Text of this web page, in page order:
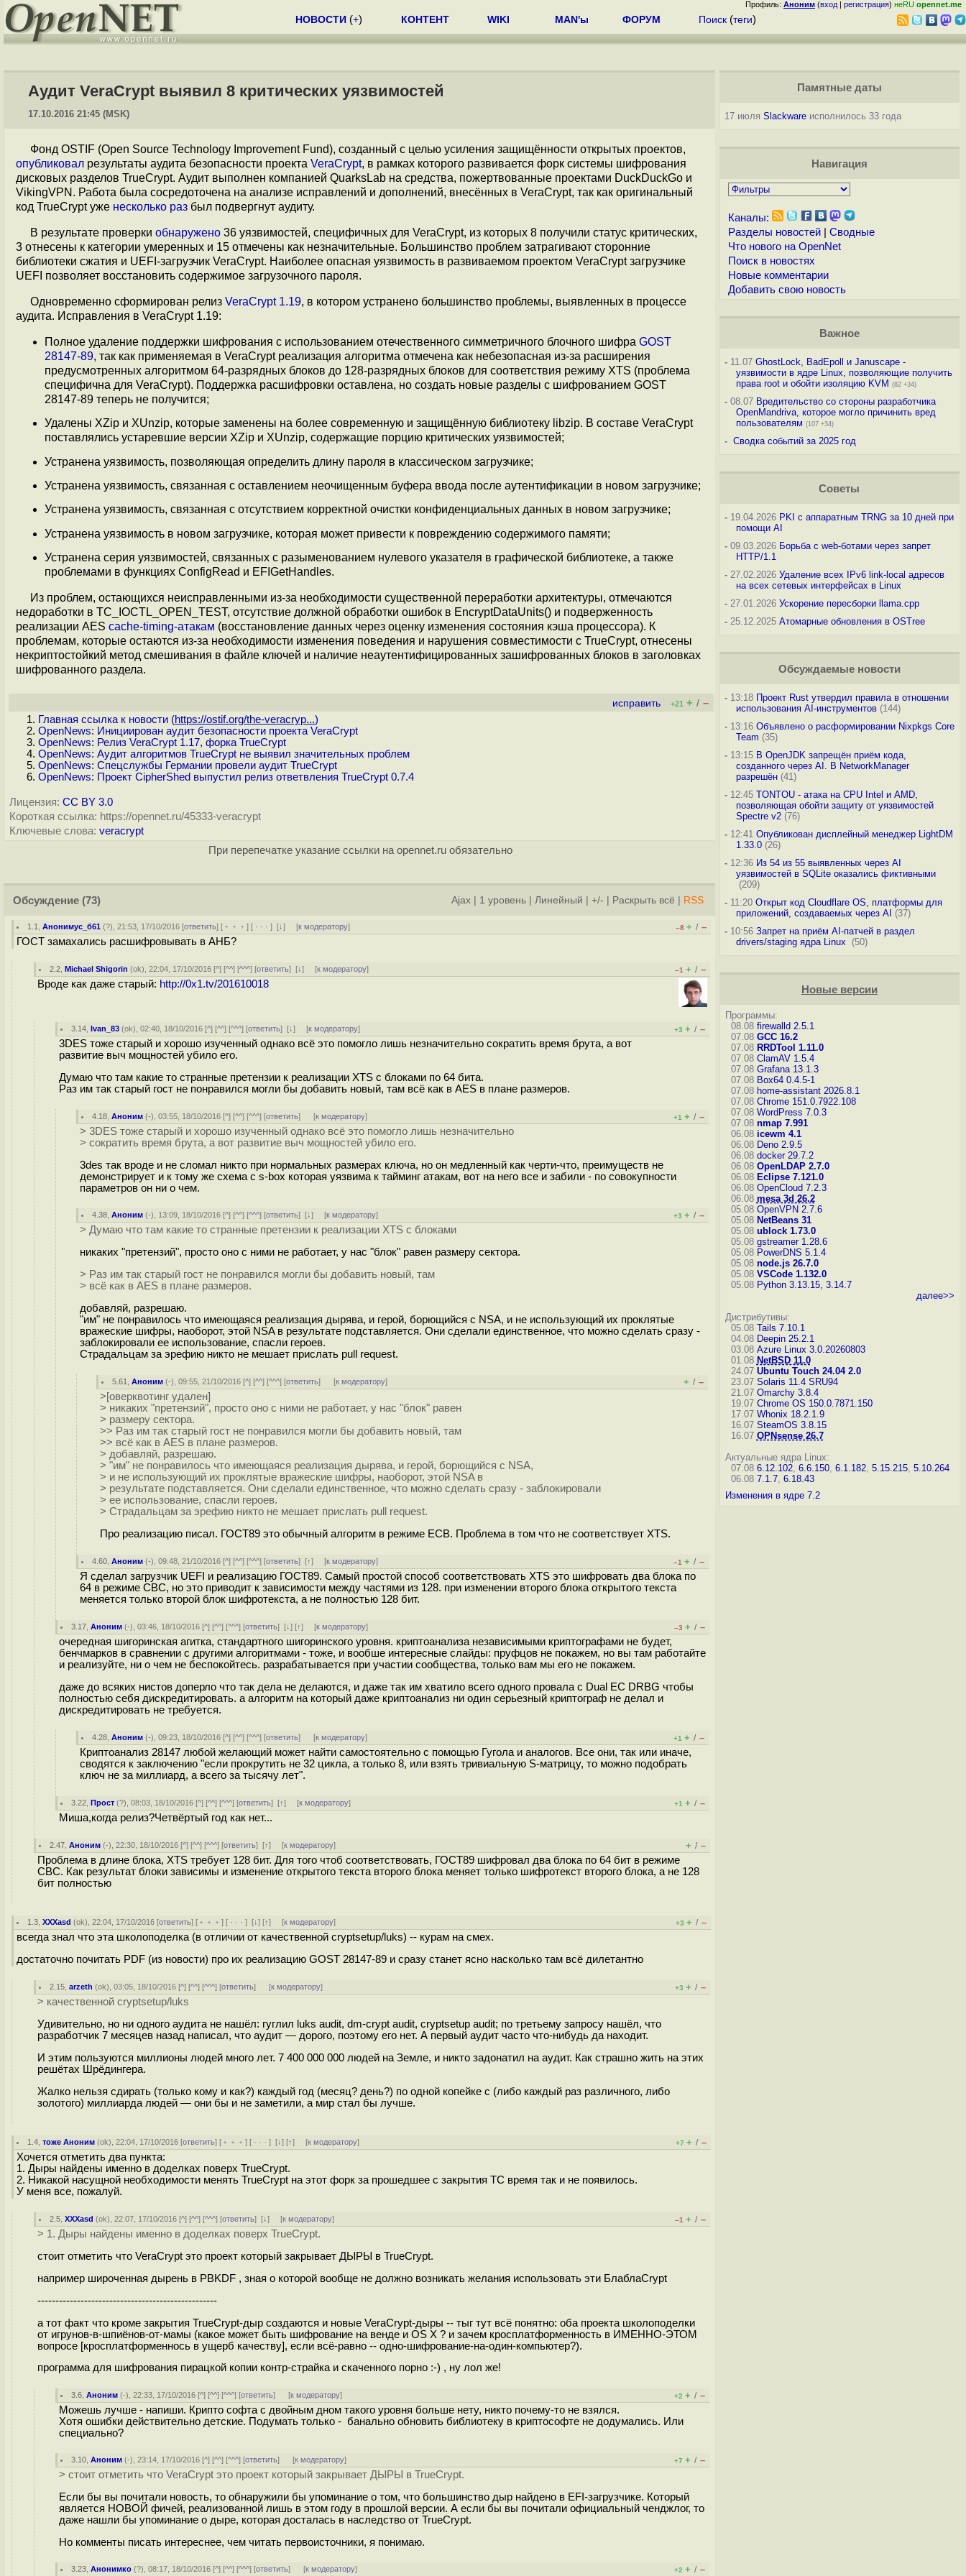
Профиль: Аноним (вход | регистрация) неRU opennet.me
НОВОСТИ (+) КОНТЕНТ WIKI MAN'ы ФОРУМ Поиск (теги)
Аудит VeraCrypt выявил 8 критических уязвимостей
17.10.2016 21:45 (MSK)
Фонд OSTIF (Open Source Technology Improvement Fund), созданный с целью усиления защищённости открытых проектов,
опубликовал результаты аудита безопасности проекта VeraCrypt, в рамках которого развивается форк системы шифрования
дисковых разделов TrueCrypt. Аудит выполнен компанией QuarksLab на средства, пожертвованные проектами DuckDuckGo и
VikingVPN. Работа была сосредоточена на анализе исправлений и дополнений, внесённых в VeraCrypt, так как оригинальный
код TrueCrypt уже несколько раз был подвергнут аудиту.
В результате проверки обнаружено 36 уязвимостей, специфичных для VeraCrypt, из которых 8 получили статус критических,
3 отнесены к категории умеренных и 15 отмечены как незначительные. Большинство проблем затрагивают сторонние
библиотеки сжатия и UEFI-загрузчик VeraCrypt. Наиболее опасная уязвимость в развиваемом проектом VeraCrypt загрузчике
UEFI позволяет восстановить содержимое загрузочного пароля.
Одновременно сформирован релиз VeraCrypt 1.19, в котором устранено большинство проблемы, выявленных в процессе
аудита. Исправления в VeraCrypt 1.19:
Полное удаление поддержки шифрования с использованием отечественного симметричного блочного шифра GOST
28147-89, так как применяемая в VeraCrypt реализация алгоритма отмечена как небезопасная из-за расширения
предусмотренных алгоритмом 64-разрядных блоков до 128-разрядных блоков для соответствия режиму XTS (проблема
специфична для VeraCrypt). Поддержка расшифровки оставлена, но создать новые разделы с шифрованием GOST
28147-89 теперь не получится;
Удалены XZip и XUnzip, которые заменены на более современную и защищённую библиотеку libzip. В составе VeraCrypt
поставлялись устаревшие версии XZip и XUnzip, содержащие порцию критических уязвимостей;
Устранена уязвимость, позволяющая определить длину пароля в классическом загрузчике;
Устранена уязвимость, связанная с оставлением неочищенным буфера ввода после аутентификации в новом загрузчике;
Устранена уязвимость, связанная с отсутствием корректной очистки конфиденциальных данных в новом загрузчике;
Устранена уязвимость в новом загрузчике, которая может привести к повреждению содержимого памяти;
Устранена серия уязвимостей, связанных с разыменованием нулевого указателя в графической библиотеке, а также
проблемами в функциях ConfigRead и EFIGetHandles.
Из проблем, остающихся неисправленными из-за необходимости существенной переработки архитектуры, отмечаются
недоработки в TC_IOCTL_OPEN_TEST, отсутствие должной обработки ошибок в EncryptDataUnits() и подверженность
реализации AES cache-timing-атакам (восстановление данных через оценку изменения состояния кэша процессора). К
проблемам, которые остаются из-за необходимости изменения поведения и нарушения совместимости с TrueCrypt, отнесены
некриптостойкий метод смешивания в файле ключей и наличие неаутентифицированных зашифрованных блоков в заголовках
шифрованного раздела.
исправить +21 + / –
Главная ссылка к новости (https://ostif.org/the-veracryp...)
OpenNews: Инициирован аудит безопасности проекта VeraCrypt
OpenNews: Релиз VeraCrypt 1.17, форка TrueCrypt
OpenNews: Аудит алгоритмов TrueCrypt не выявил значительных проблем
OpenNews: Спецслужбы Германии провели аудит TrueCrypt
OpenNews: Проект CipherShed выпустил релиз ответвления TrueCrypt 0.7.4
Лицензия: CC BY 3.0
Короткая ссылка: https://opennet.ru/45333-veracrypt
Ключевые слова: veracrypt
При перепечатке указание ссылки на opennet.ru обязательно
Обсуждение (73) Ajax 1 уровень Линейный +/- Раскрыть всё RSS
1.1 ,Анонимус_б61 (?), 21:53, 17/10/2016 [ответить] [ ﹢﹢﹢] [ · · ·][↓] [к модератору] –8 + / –
ГОСТ замахались расшифровывать в АНБ?
2.2 ,Michael Shigorin (ok), 22:04, 17/10/2016 [^] [^^] [^^^] [ответить][↓] [к модератору] –1 + / –
Вроде как даже старый: http://0x1.tv/201610018
3.14 ,Ivan_83 (ok), 02:40, 18/10/2016 [^] [^^] [^^^] [ответить][↓] [к модератору] +3 + / –
3DES тоже старый и хорошо изученный однако всё это помогло лишь незначительно сократить время брута, а вот
развитие выч мощностей убило его.
Думаю что там какие то странные претензии к реализации XTS с блоками по 64 бита.
Раз им так старый гост не понравился могли бы добавить новый, там всё как в AES в плане размеров.
4.18 ,Аноним (-), 03:55, 18/10/2016 [^] [^^] [^^^] [ответить] [к модератору] +1 + / –
> 3DES тоже старый и хорошо изученный однако всё это помогло лишь незначительно
> сократить время брута, а вот развитие выч мощностей убило его.
3des так вроде и не сломал никто при нормальных размерах ключа, но он медленный как черти-что, преимуществ не
демонстрирует и к тому же схема с s-box которая уязвима к тайминг атакам, вот на него все и забили - по совокупности
параметров он ни о чем.
4.38 ,Аноним (-), 13:09, 18/10/2016 [^] [^^] [^^^] [ответить][↓] [к модератору] +3 + / –
> Думаю что там какие то странные претензии к реализации XTS с блоками
никаких "претензий", просто оно с ними не работает, у нас "блок" равен размеру сектора.
> Раз им так старый гост не понравился могли бы добавить новый, там
> всё как в AES в плане размеров.
добавляй, разрешаю.
"им" не понравилось что имеющаяся реализация дырява, и герой, борющийся с NSA, и не использующий их проклятые
вражеские шифры, наоборот, этой NSA в результате подставляется. Они сделали единственное, что можно сделать сразу -
заблокировали ее использование, спасли героев.
Страдальцам за эрефию никто не мешает прислать pull request.
5.61 ,Аноним (-), 09:55, 21/10/2016 [^] [^^] [^^^] [ответить] [к модератору] + / –
>[оверквотинг удален]
> никаких "претензий", просто оно с ними не работает, у нас "блок" равен
> размеру сектора.
>> Раз им так старый гост не понравился могли бы добавить новый, там
>> всё как в AES в плане размеров.
> добавляй, разрешаю.
> "им" не понравилось что имеющаяся реализация дырява, и герой, борющийся с NSA,
> и не использующий их проклятые вражеские шифры, наоборот, этой NSA в
> результате подставляется. Они сделали единственное, что можно сделать сразу - заблокировали
> ее использование, спасли героев.
> Страдальцам за эрефию никто не мешает прислать pull request.
Про реализацию писал. ГОСТ89 это обычный алгоритм в режиме ECB. Проблема в том что не соответствует XTS.
4.60 ,Аноним (-), 09:48, 21/10/2016 [^] [^^] [^^^] [ответить][↑] [к модератору] –1 + / –
Я сделал загрузчик UEFI и реализацию ГОСТ89. Самый простой способ соответствовать XTS это шифровать два блока по
64 в режиме CBC, но это приводит к зависимости между частями из 128. при изменении второго блока открытого текста
меняется только второй блок шифротекста, а не полностью 128 бит.
3.17 ,Аноним (-), 03:46, 18/10/2016 [^] [^^] [^^^] [ответить][↓] [↑] [к модератору] –3 + / –
очередная шигоринская агитка, стандартного шигоринского уровня. криптоанализа независимыми криптографами не будет,
бенчмарков в сравнении с другими алгоритмами - тоже, и вообше интересные слайды: пруфцов не покажем, но вы там работайте
и реализуйте, ни о чем не беспокойтесь. разрабатывается при участии сообщества, только вам мы его не покажем.
даже до всяких нистов доперло что так дела не делаются, и даже так им хватило всего одного провала с Dual EC DRBG чтобы
полностью себя дискредитировать. а алгоритм на который даже криптоанализ ни один серьезный криптограф не делал и
дискредитировать не требуется.
4.28 ,Аноним (-), 09:23, 18/10/2016 [^] [^^] [^^^] [ответить] [к модератору] +1 + / –
Криптоанализ 28147 любой желающий может найти самостоятельно с помощью Гугола и аналогов. Все они, так или иначе,
сводятся к заключению "если прокрутить не 32 цикла, а только 8, или взять тривиальную S-матрицу, то можно подобрать
ключ не за миллиард, а всего за тысячу лет".
3.22 ,Прост (?), 08:03, 18/10/2016 [^] [^^] [^^^] [ответить][↑] [к модератору] +1 + / –
Миша,когда релиз?Четвёртый год как нет...
2.47 ,Аноним (-), 22:30, 18/10/2016 [^] [^^] [^^^] [ответить][↑] [к модератору] + / –
Проблема в длине блока, XTS требует 128 бит. Для того чтоб соответствовать, ГОСТ89 шифровал два блока по 64 бит в режиме
CBC. Как результат блоки зависимы и изменение открытого текста второго блока меняет только шифротекст второго блока, а не 128
бит полностью
1.3 ,XXXasd (ok), 22:04, 17/10/2016 [ответить] [ ﹢﹢﹢] [ · · ·][↓] [↑] [к модератору] +3 + / –
всегда знал что эта школоподелка (в отличии от качественной cryptsetup/luks) -- курам на смех.
достаточно почитать PDF (из новости) про их реализацию GOST 28147-89 и сразу станет ясно насколько там всё дилетантно
2.15 ,arzeth (ok), 03:05, 18/10/2016 [^] [^^] [^^^] [ответить] [к модератору] +3 + / –
> качественной cryptsetup/luks
Удивительно, но ни одного аудита не нашёл: гуглил luks audit, dm-crypt audit, cryptsetup audit; по третьему запросу нашёл, что
разработчик 7 месяцев назад написал, что аудит — дорого, поэтому его нет. А первый аудит часто что-нибудь да находит.
И этим пользуются миллионы людей много лет. 7 400 000 000 людей на Земле, и никто задонатил на аудит. Как страшно жить на этих
решётах Шрёдингера.
Жалко нельзя сдирать (только кому и как?) каждый год (месяц? день?) по одной копейке с (либо каждый раз различного, либо
золотого) миллиарда людей — они бы и не заметили, а мир стал бы лучше.
1.4 ,тоже Аноним (ok), 22:04, 17/10/2016 [ответить] [ ﹢﹢﹢] [ · · ·][↓] [↑] [к модератору] +7 + / –
Хочется отметить два пункта:
1. Дыры найдены именно в доделках поверх TrueCrypt.
2. Никакой насущной необходимости менять TrueCrypt на этот форк за прошедшее с закрытия TC время так и не появилось.
У меня все, пожалуй.
2.5 ,XXXasd (ok), 22:07, 17/10/2016 [^] [^^] [^^^] [ответить][↓] [к модератору] –1 + / –
> 1. Дыры найдены именно в доделках поверх TrueCrypt.
стоит отметить что VeraCrypt это проект который закрывает ДЫРЫ в TrueCrypt.
например широченная дырень в PBKDF , зная о которой вообще не должно возникать желания использовать эти БлаблаCrypt
--------------------------------------------------
а тот факт что кроме закрытия TrueCrypt-дыр создаются и новые VeraCrypt-дыры -- тыг тут всё понятно: оба проекта школоподелки
от игрунов-в-шпиёнов-от-мамы (какое может быть шифрование на венде и OS X ? и зачем кросплатформенность в ИМЕННО-ЭТОМ
вопросе [кросплатформеннось в ущерб качеству], если всё-равно -- одно-шифрование-на-один-компьютер?).
программа для шифрования пирацкой копии контр-страйка и скаченного порно :-) , ну лол же!
3.6 ,Аноним (-), 22:33, 17/10/2016 [^] [^^] [^^^] [ответить] [к модератору] +2 + / –
Можешь лучше - напиши. Крипто софта с двойным дном такого уровня больше нету, никто почему-то не взялся.
Хотя ошибки действительно детские. Подумать только - банально обновить библиотеку в криптософте не додумались. Или
специально?
3.10 ,Аноним (-), 23:14, 17/10/2016 [^] [^^] [^^^] [ответить] [к модератору] +7 + / –
> стоит отметить что VeraCrypt это проект который закрывает ДЫРЫ в TrueCrypt.
Если бы вы почитали новость, то обнаружили бы упоминание о том, что большинство дыр найдено в EFI-загрузчике. Который
является НОВОЙ фичей, реализованной лишь в этом году в прошлой версии. А если бы вы почитали официальный ченджлог, то
даже нашли бы упоминание о дыре, которая досталась в наследство от TrueCrypt.
Но комменты писать интереснее, чем читать первоисточники, я понимаю.
3.23 ,Анонимко (?), 08:17, 18/10/2016 [^] [^^] [^^^] [ответить] [к модератору] +2 + / –
Памятные даты
17 июля Slackwareисполнилось 33 года
Навигация
Каналы:
Разделы новостей| Сводные
Что нового на OpenNet
Поиск в новостях
Новые комментарии
Добавить свою новость
Важное
-11.07 GhostLock, BadEpoll и Januscape -
уязвимости в ядре Linux, позволяющие получить
права root и обойти изоляцию KVM (82 +34)
-08.07 Вредительство со стороны разработчика
OpenMandriva, которое могло причинить вред
пользователям (107 +34)
- Сводка событий за 2025 год
Советы
-19.04.2026 PKI с аппаратным TRNG за 10 дней при
помощи AI
-09.03.2026 Борьба с web-ботами через запрет
HTTP/1.1
-27.02.2026 Удаление всех IPv6 link-local адресов
на всех сетевых интерфейсах в Linux
-27.01.2026 Ускорение пересборки llama.cpp
-25.12.2025 Атомарные обновления в OSTree
Обсуждаемые новости
-13:18 Проект Rust утвердил правила в отношении
использования AI-инструментов(144)
-13:16 Объявлено о расформировании Nixpkgs Core
Team (35)
-13:15 В OpenJDK запрещён приём кода,
созданного через AI. В NetworkManager
разрешён(41)
-12:45 TONTOU - атака на CPU Intel и AMD,
позволяющая обойти защиту от уязвимостей
Spectre v2(76)
-12:41 Опубликован дисплейный менеджер LightDM
1.33.0(26)
-12:36 Из 54 из 55 выявленных через AI
уязвимостей в SQLite оказались фиктивными
(209)
-11:20 Открыт код Cloudflare OS, платформы для
приложений, создаваемых через AI (37)
-10:56 Запрет на приём AI-патчей в раздел
drivers/staging ядра Linux
(50)
Новые версии
Программы:
08.08 firewalld 2.5.1
07.08 GCC 16.2
07.08 RRDTool 1.11.0
07.08 ClamAV 1.5.4
07.08 Grafana 13.1.3
07.08 Box64 0.4.5-1
07.08 home-assistant 2026.8.1
07.08 Chrome 151.0.7922.108
07.08 WordPress 7.0.3
07.08 nmap 7.991
06.08 icewm 4.1
06.08 Deno 2.9.5
06.08 docker 29.7.2
06.08 OpenLDAP 2.7.0
06.08 Eclipse 7.121.0
06.08 OpenCloud 7.2.3
06.08 mesa 3d 26.2
05.08 OpenVPN 2.7.6
05.08 NetBeans 31
05.08 ublock 1.73.0
05.08 gstreamer 1.28.6
05.08 PowerDNS 5.1.4
05.08 node.js 26.7.0
05.08 VSCode 1.132.0
05.08 Python 3.13.15, 3.14.7
далее>>
Дистрибутивы:
05.08 Tails 7.10.1
04.08 Deepin 25.2.1
03.08 Azure Linux 3.0.20260803
01.08 NetBSD 11.0
24.07 Ubuntu Touch 24.04 2.0
23.07 Solaris 11.4 SRU94
21.07 Omarchy 3.8.4
19.07 Chrome OS 150.0.7871.150
17.07 Whonix 18.2.1.9
16.07 SteamOS 3.8.15
16.07 OPNsense 26.7
Актуальные ядра Linux:
07.08 6.12.102, 6.6.150, 6.1.182, 5.15.215, 5.10.264
06.08 7.1.7, 6.18.43
Изменения в ядре 7.2